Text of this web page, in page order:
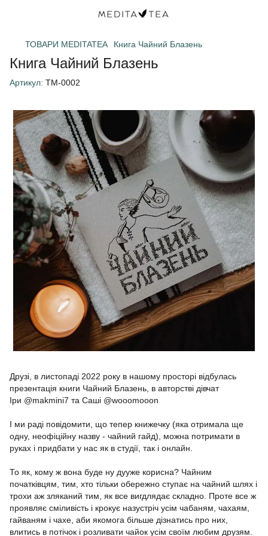
ТОВАРИ MEDITATEA Книга Чайний Блазень
Книга Чайний Блазень
Артикул: TM-0002
Друзі, в листопаді 2022 року в нашому просторі відбулась
презентація книги Чайний Блазень, в авторстві дівчат
Іри @makmini7 та Саші @wooomooon
І ми раді повідомити, що тепер книжечку (яка отримала ще
одну, неофіційну назву - чайний гайд), можна потримати в
руках і придбати у нас як в студії, так і онлайн.
То як, кому ж вона буде ну дууже корисна? Чайним
початківцям, тим, хто тільки обережно ступає на чайний шлях і
трохи аж зляканий тим, як все вигдлядає складно. Проте все ж
проявляє сміливість і крокує назустріч усім чабаням, чахаям,
гайваням і чахе, аби якомога більше дізнатись про них,
влитись в потічок і розливати чайок усім своїм любим друзям.